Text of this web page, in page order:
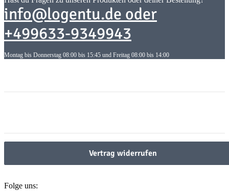
info@logentu.de oder
+499633-9349943
Montag bis Donnerstag 08:00 bis 15:45 und Freitag 08:00 bis 14:00
Vertrag widerrufen
Folge uns: